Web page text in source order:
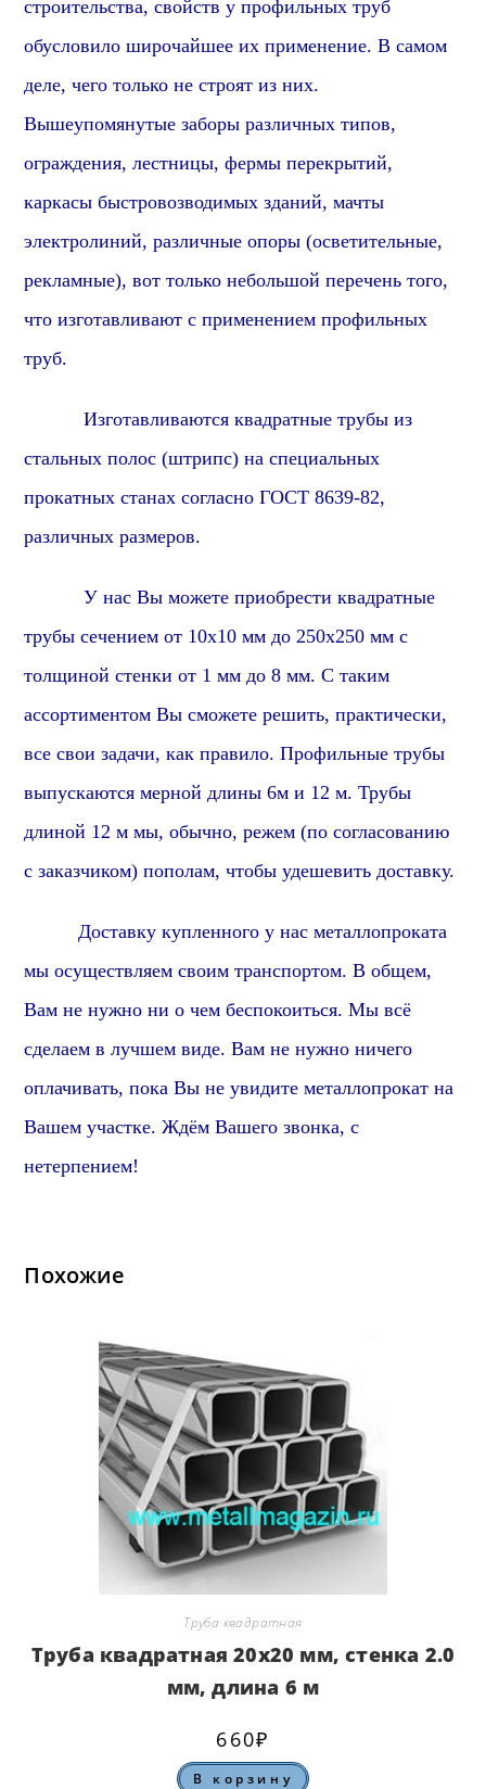
строительства, свойств у профильных труб
обусловило широчайшее их применение.В самом
деле, чего только не строят из них.
Вышеупомянутые заборы различных типов,
ограждения, лестницы, фермы перекрытий,
каркасы быстровозводимых зданий, мачты
электролиний, различные опоры (осветительные,
рекламные), вот только небольшой перечень того,
что изготавливают с применением профильных
труб.
Изготавливаются квадратные трубы из
стальных полос (штрипс) на специальных
прокатных станах согласно ГОСТ 8639-82,
различных размеров.
У нас Вы можете приобрести квадратные
трубы сечением от 10х10 мм до 250х250 мм с
толщиной стенки от 1 мм до 8 мм. С таким
ассортиментом Вы сможете решить, практически,
все свои задачи,как правило. Профильные трубы
выпускаются мерной длины 6м и 12 м. Трубы
длиной 12 м мы, обычно, режем (по согласованию
с заказчиком) пополам, чтобы удешевить доставку.
Доставку купленного у нас металлопроката
мы осуществляем своим транспортом.В общем,
Вам не нужно ни о чем беспокоиться. Мы всё
сделаем в лучшем виде. Вам не нужно ничего
оплачивать, пока Вы не увидите металлопрокат на
Вашем участке. Ждём Вашего звонка, с
нетерпением!
Похожие
Труба квадратная
Труба квадратная 20х20 мм, стенка 2.0
мм, длина 6 м
660₽
В корзину